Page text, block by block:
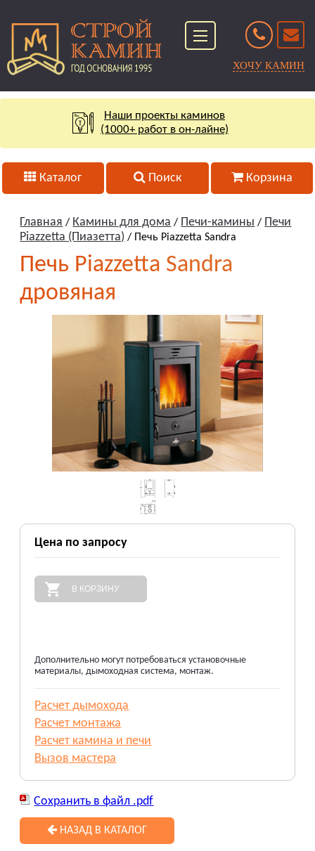
ХОЧУ КАМИН
Наши проекты каминов
(1000+ работ в он-лайне)
Каталог Поиск Корзина
Главная / Камины для дома / Печи-камины / Печи
Piazzetta (Пиазетта) / Печь Piazzetta Sandra
Печь Piazzetta Sandra
дровяная
Цена по запросу
В КОРЗИНУ
Дополнительно могут потребоваться установочные
материалы, дымоходная система, монтаж.
Расчет дымохода
Расчет монтажа
Расчет камина и печи
Вызов мастера
Сохранить в файл .pdf
НАЗАД В КАТАЛОГ